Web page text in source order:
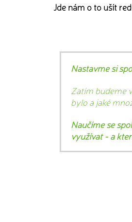
Jde nám o to ušít
Nastavme si
Zatím budeme
bylo a jaké
Naučíme se
využívat - a